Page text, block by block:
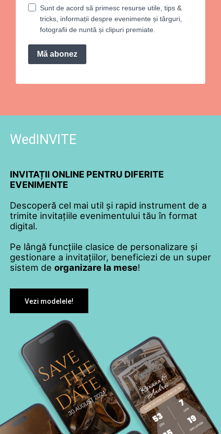
Sunt de acord să primesc resurse utile, tips &
tricks, informații despre evenimente și târguri,
fotografii de nuntă și clipuri premiate.
Mă abonez
WedINVITE
INVITAȚII ONLINE PENTRU DIFERITE
EVENIMENTE
Descoperă cel mai util și rapid instrument de a
trimite invitațiile evenimentului tău în format
digital.
Pe lângă funcțiile clasice de personalizare și
gestionare a invitațiilor, beneficiezi de un super
sistem de organizare la mese!
Vezi modelele!